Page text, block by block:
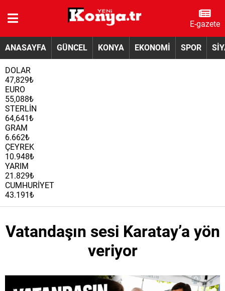
E-gazete
ANASAYFA GÜNCEL KONYA EKONOMİ SPOR
DOLAR
47,829₺
EURO
55,088₺
STERLİN
64,641₺
GRAM
6.662₺
ÇEYREK
10.948₺
YARIM
21.829₺
CUMHURİYET
43.191₺
Vatandaşın sesi Karatay’a yön
veriyor